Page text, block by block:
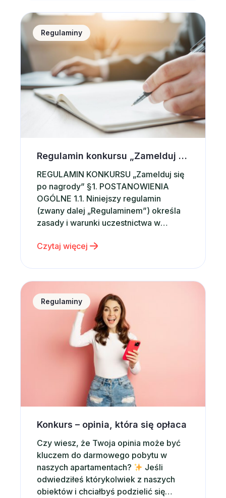
regulaminu. Na samym dole znajdziesz
także aktualne konkursy i promocje –
sprawdź, co dla Ciebie
przygotowaliśmy! …
Regulamin konkursu &#8222;Zamelduj się po
Regulaminy
Regulamin konkursu „Zamelduj się po nagrody”
REGULAMIN KONKURSU „Zamelduj się
po nagrody” §1. POSTANOWIENIA
OGÓLNE 1.1. Niniejszy regulamin
(zwany dalej „Regulaminem”) określa
zasady i warunki uczestnictwa w
1.2. Organizatorem i fundatorem nagród
Sp. z o.o. z siedzibą we Wrocławiu,
Powstańców Śląskich 7A, 53-332
Wrocław, o numerze REGON:
366364260, NIP: 5223081618,
wpisana…
Czytaj więcej
Konkurs &#8211; opinia, która się opłaca
Regulaminy
Konkurs – opinia, która się opłaca
Czy wiesz, że Twoja opinia może być
kluczem do darmowego pobytu w
naszych apartamentach?
Jeśli
odwiedziłeś którykolwiek z naszych
obiektów i chciałbyś podzielić się